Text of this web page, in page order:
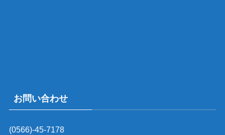
お問い合わせ
(0566)-45-7178